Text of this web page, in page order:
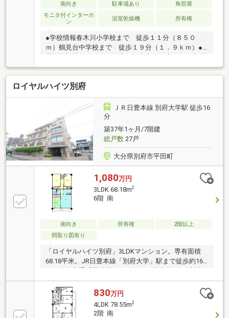
南向き 駐車場あり
角部屋
モニタ付インターホ
ン
浴室乾燥機 所有権
●学校情報春木川小学校まで 徒歩１１分（８５０
ｍ）鶴見台中学校まで 徒歩１９分（１．９ｋｍ）●
４分（３００ｍ）マルショク鶴高通り店まで 徒歩１
０分（７５０ｍ）●ハザードマップ情報本物件はハザ
ードマップによる浸水想定区域には指定されていませ
んが、指定されていない区域においても浸水が発生す
る場合があります。＼土日祝日も営業中！／＜メール
登録で優先的に新着物件配信可能です！＞株式会社い
ふう〒８７０－００４４ 大分市舞鶴町１－３－３０
ＴＥＬ：０９７－５３３－２０２２ ＦＡＸ：０９７
－５２９－７１６０
ロイヤルハイツ別府
ＪＲ日豊本線 別府大学駅 徒歩16
分
築37年1ヶ月/7階建
総戸数27戸
大分県別府市平田町
1,080万円
3LDK 68.18m2
6階 南
南向き 所有権
2階以上
間取り図有り
「ロイヤルハイツ別府」3LDKマンション。専有面積
68.18平米。JR日豊本線「別府大学」駅まで徒歩約16
です。
830万円
4LDK 78.55m2
2階 南